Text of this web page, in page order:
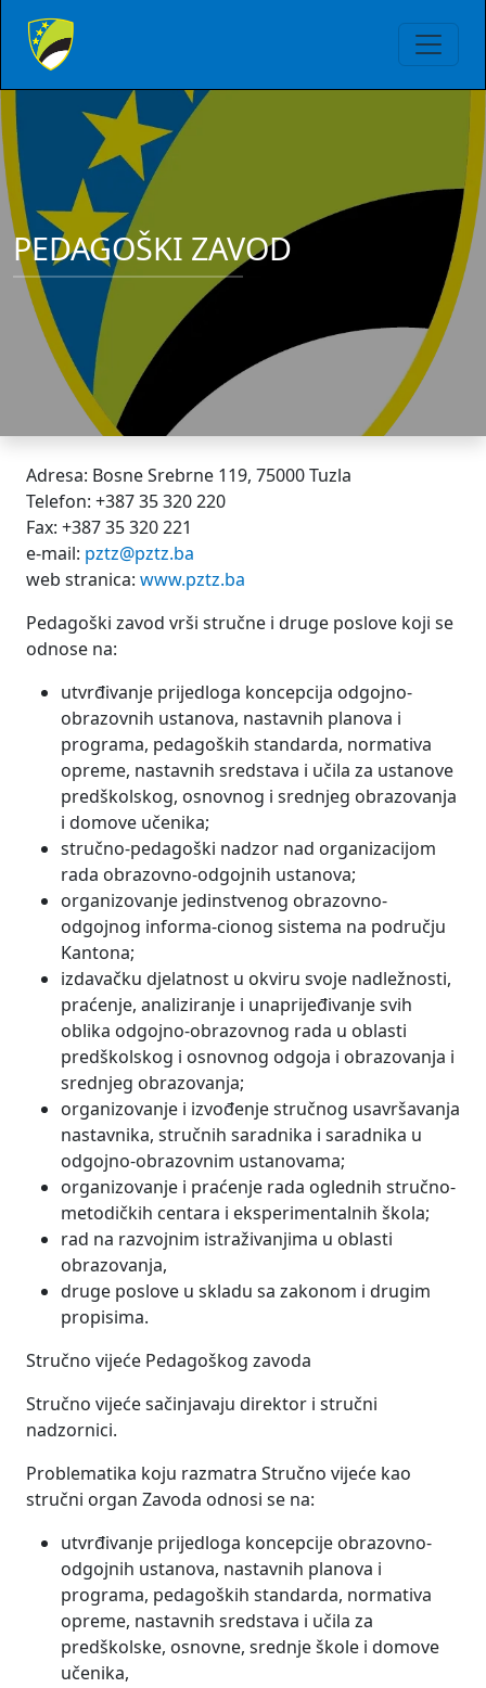
PEDAGOŠKI ZAVOD
Adresa: Bosne Srebrne 119, 75000 Tuzla
Telefon: +387 35 320 220
Fax: +387 35 320 221
e-mail: pztz@pztz.ba
web stranica: www.pztz.ba
Pedagoški zavod vrši stručne i druge poslove koji se
odnose na:
utvrđivanje prijedloga koncepcija odgojno-
obrazovnih ustanova, nastavnih planova i
programa, pedagoških standarda, normativa
opreme, nastavnih sredstava i učila za ustanove
predškolskog, osnovnog i srednjeg obrazovanja
i domove učenika;
stručno-pedagoški nadzor nad organizacijom
rada obrazovno-odgojnih ustanova;
organizovanje jedinstvenog obrazovno-
odgojnog informa-cionog sistema na području
Kantona;
izdavačku djelatnost u okviru svoje nadležnosti,
praćenje, analiziranje i unaprijeđivanje svih
oblika odgojno-obrazovnog rada u oblasti
predškolskog i osnovnog odgoja i obrazovanja i
srednjeg obrazovanja;
organizovanje i izvođenje stručnog usavršavanja
nastavnika, stručnih saradnika i saradnika u
odgojno-obrazovnim ustanovama;
organizovanje i praćenje rada oglednih stručno-
metodičkih centara i eksperimentalnih škola;
rad na razvojnim istraživanjima u oblasti
obrazovanja,
druge poslove u skladu sa zakonom i drugim
propisima.
Stručno vijeće Pedagoškog zavoda
Stručno vijeće sačinjavaju direktor i stručni
nadzornici.
Problematika koju razmatra Stručno vijeće kao
stručni organ Zavoda odnosi se na:
utvrđivanje prijedloga koncepcije obrazovno-
odgojnih ustanova, nastavnih planova i
programa, pedagoških standarda, normativa
opreme, nastavnih sredstava i učila za
predškolske, osnovne, srednje škole i domove
učenika,